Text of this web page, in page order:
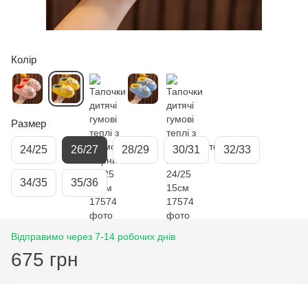
Колір
Размер
24/25 26/27 28/29 30/31 32/33
34/35 35/36
Відправимо через 7-14 робочих днів
675 грн